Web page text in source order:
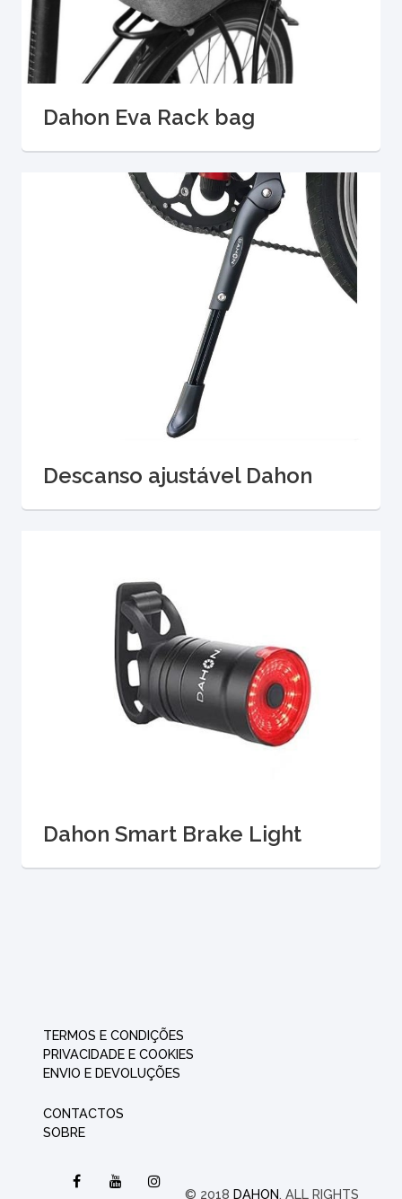
Dahon Eva Rack bag
Descanso ajustável Dahon
Dahon Smart Brake Light
TERMOS E CONDIÇÕES
PRIVACIDADE E COOKIES
ENVIO E DEVOLUÇÕES
CONTACTOS
SOBRE
© 2018 DAHON. ALL RIGHTS